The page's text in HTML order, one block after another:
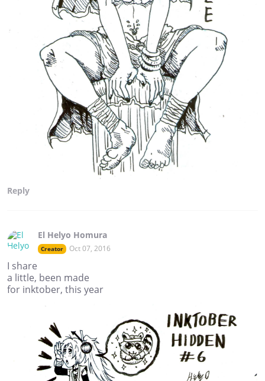
Reply
El Helyo Homura
Creator Oct 07, 2016
I share
a little, been made
for inktober, this year